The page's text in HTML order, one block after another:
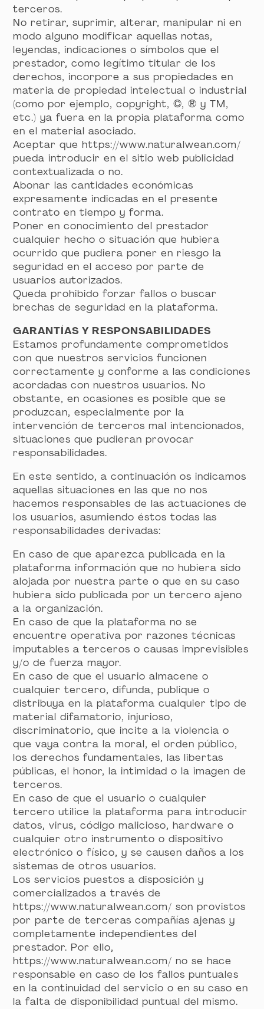
terceros.
No retirar, suprimir, alterar, manipular ni en
modo alguno modificar aquellas notas,
leyendas, indicaciones o símbolos que el
prestador, como legítimo titular de los
derechos, incorpore a sus propiedades en
materia de propiedad intelectual o industrial
(como por ejemplo, copyright, ©, ® y TM,
etc.) ya fuera en la propia plataforma como
en el material asociado.
Aceptar que https://www.naturalwean.com/
pueda introducir en el sitio web publicidad
contextualizada o no.
Abonar las cantidades económicas
expresamente indicadas en el presente
contrato en tiempo y forma.
Poner en conocimiento del prestador
cualquier hecho o situación que hubiera
ocurrido que pudiera poner en riesgo la
seguridad en el acceso por parte de
usuarios autorizados.
Queda prohibido forzar fallos o buscar
brechas de seguridad en la plataforma.
GARANTÍAS Y RESPONSABILIDADES
Estamos profundamente comprometidos
con que nuestros servicios funcionen
correctamente y conforme a las condiciones
acordadas con nuestros usuarios. No
obstante, en ocasiones es posible que se
produzcan, especialmente por la
intervención de terceros mal intencionados,
situaciones que pudieran provocar
responsabilidades.
En este sentido, a continuación os indicamos
aquellas situaciones en las que no nos
hacemos responsables de las actuaciones de
los usuarios, asumiendo éstos todas las
responsabilidades derivadas:
En caso de que aparezca publicada en la
plataforma información que no hubiera sido
alojada por nuestra parte o que en su caso
hubiera sido publicada por un tercero ajeno
a la organización.
En caso de que la plataforma no se
encuentre operativa por razones técnicas
imputables a terceros o causas imprevisibles
y/o de fuerza mayor.
En caso de que el usuario almacene o
cualquier tercero, difunda, publique o
distribuya en la plataforma cualquier tipo de
material difamatorio, injurioso,
discriminatorio, que incite a la violencia o
que vaya contra la moral, el orden público,
los derechos fundamentales, las libertas
públicas, el honor, la intimidad o la imagen de
terceros.
En caso de que el usuario o cualquier
tercero utilice la plataforma para introducir
datos, virus, código malicioso, hardware o
cualquier otro instrumento o dispositivo
electrónico o físico, y se causen daños a los
sistemas de otros usuarios.
Los servicios puestos a disposición y
comercializados a través de
https://www.naturalwean.com/ son provistos
por parte de terceras compañías ajenas y
completamente independientes del
prestador. Por ello,
https://www.naturalwean.com/ no se hace
responsable en caso de los fallos puntuales
en la continuidad del servicio o en su caso en
la falta de disponibilidad puntual del mismo.